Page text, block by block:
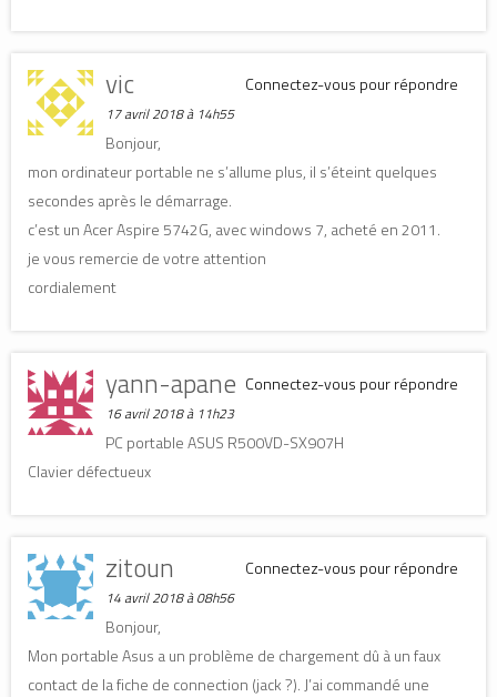
Connectez-vous pour répondre
vic
17 avril 2018 à 14h55
Bonjour,
mon ordinateur portable ne s’allume plus, il s’éteint quelques
secondes après le démarrage.
c’est un Acer Aspire 5742G, avec windows 7, acheté en 2011.
je vous remercie de votre attention
cordialement
Connectez-vous pour répondre
yann-apane
16 avril 2018 à 11h23
PC portable ASUS R500VD-SX907H
Clavier défectueux
Connectez-vous pour répondre
zitoun
14 avril 2018 à 08h56
Bonjour,
Mon portable Asus a un problème de chargement dû à un faux
contact de la fiche de connection (jack ?). J’ai commandé une